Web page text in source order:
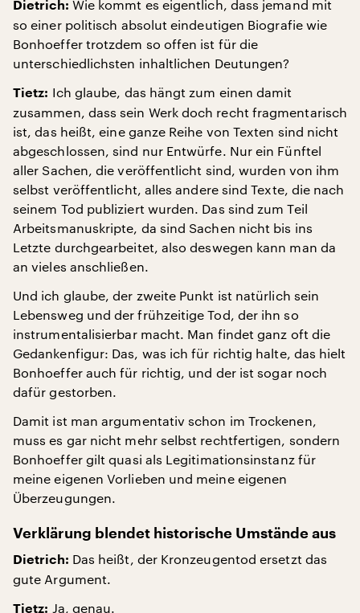
Dietrich: Wie kommt es eigentlich, dass jemand mit
so einer politisch absolut eindeutigen Biografie wie
Bonhoeffer trotzdem so offen ist für die
unterschiedlichsten inhaltlichen Deutungen?
Tietz: Ich glaube, das hängt zum einen damit
zusammen, dass sein Werk doch recht fragmentarisch
ist, das heißt, eine ganze Reihe von Texten sind nicht
abgeschlossen, sind nur Entwürfe. Nur ein Fünftel
aller Sachen, die veröffentlicht sind, wurden von ihm
selbst veröffentlicht, alles andere sind Texte, die nach
seinem Tod publiziert wurden. Das sind zum Teil
Arbeitsmanuskripte, da sind Sachen nicht bis ins
Letzte durchgearbeitet, also deswegen kann man da
an vieles anschließen.
Und ich glaube, der zweite Punkt ist natürlich sein
Lebensweg und der frühzeitige Tod, der ihn so
instrumentalisierbar macht. Man findet ganz oft die
Gedankenfigur: Das, was ich für richtig halte, das hielt
Bonhoeffer auch für richtig, und der ist sogar noch
dafür gestorben.
Damit ist man argumentativ schon im Trockenen,
muss es gar nicht mehr selbst rechtfertigen, sondern
Bonhoeffer gilt quasi als Legitimationsinstanz für
meine eigenen Vorlieben und meine eigenen
Überzeugungen.
Verklärung blendet historische Umstände aus
Dietrich: Das heißt, der Kronzeugentod ersetzt das
gute Argument.
Tietz: Ja, genau.